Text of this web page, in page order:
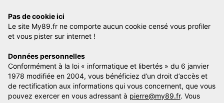
Pas de cookie ici
Le site My89.fr ne comporte aucun cookie censé vous profiler
et vous pister sur internet !
Données personnelles
Conformément à la loi « informatique et libertés » du 6 janvier
1978 modifiée en 2004, vous bénéficiez d’un droit d’accès et
de rectification aux informations qui vous concernent, que vous
pouvez exercer en vous adressant à pierre@my89.fr. Vous